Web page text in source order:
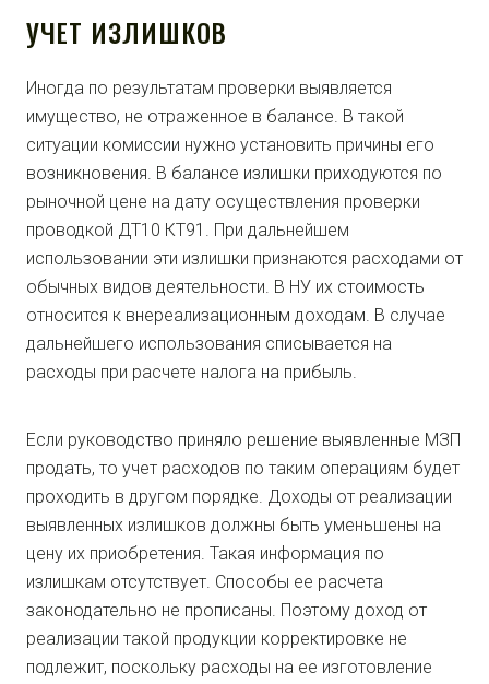
УЧЕТ ИЗЛИШКОВ
Иногда по результатам проверки выявляется
имущество, не отраженное в балансе. В такой
ситуации комиссии нужно установить причины его
возникновения. В балансе излишки приходуются по
рыночной цене на дату осуществления проверки
проводкой ДТ10 КТ91. При дальнейшем
использовании эти излишки признаются расходами от
обычных видов деятельности. В НУ их стоимость
относится к внереализационным доходам. В случае
дальнейшего использования списывается на
расходы при расчете налога на прибыль.
Если руководство приняло решение выявленные МЗП
продать, то учет расходов по таким операциям будет
проходить в другом порядке. Доходы от реализации
выявленных излишков должны быть уменьшены на
цену их приобретения. Такая информация по
излишкам отсутствует. Способы ее расчета
законодательно не прописаны. Поэтому доход от
реализации такой продукции корректировке не
подлежит, поскольку расходы на ее изготовление